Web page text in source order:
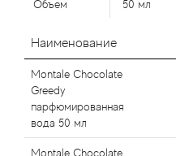
Объем 50 мл
Наименование
Montale Chocolate
Greedy
парфюмированная
вода 50 мл
Montale Chocolate
American Crew
Amouage
Amouroud
Andre L'Arom